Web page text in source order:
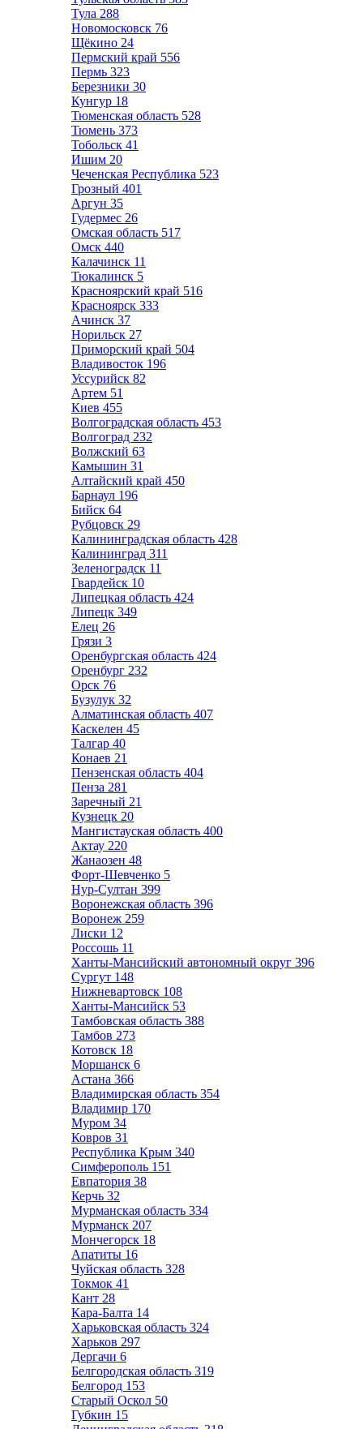
Тула 288
Новомосковск 76
Щёкино 24
Пермский край 556
Пермь 323
Березники 30
Кунгур 18
Тюменская область 528
Тюмень 373
Тобольск 41
Ишим 20
Чеченская Республика 523
Грозный 401
Аргун 35
Гудермес 26
Омская область 517
Омск 440
Калачинск 11
Тюкалинск 5
Красноярский край 516
Красноярск 333
Ачинск 37
Норильск 27
Приморский край 504
Владивосток 196
Уссурийск 82
Артем 51
Киев 455
Волгоградская область 453
Волгоград 232
Волжский 63
Камышин 31
Алтайский край 450
Барнаул 196
Бийск 64
Рубцовск 29
Калининградская область 428
Калининград 311
Зеленоградск 11
Гвардейск 10
Липецкая область 424
Липецк 349
Елец 26
Грязи 3
Оренбургская область 424
Оренбург 232
Орск 76
Бузулук 32
Алматинская область 407
Каскелен 45
Талгар 40
Конаев 21
Пензенская область 404
Пенза 281
Заречный 21
Кузнецк 20
Мангистауская область 400
Актау 220
Жанаозен 48
Форт-Шевченко 5
Нур-Султан 399
Воронежская область 396
Воронеж 259
Лиски 12
Россошь 11
Ханты-Мансийский автономный округ 396
Сургут 148
Нижневартовск 108
Ханты-Мансийск 53
Тамбовская область 388
Тамбов 273
Котовск 18
Моршанск 6
Астана 366
Владимирская область 354
Владимир 170
Муром 34
Ковров 31
Республика Крым 340
Симферополь 151
Евпатория 38
Керчь 32
Мурманская область 334
Мурманск 207
Мончегорск 18
Апатиты 16
Чуйская область 328
Токмок 41
Кант 28
Кара-Балта 14
Харьковская область 324
Харьков 297
Дергачи 6
Белгородская область 319
Белгород 153
Старый Оскол 50
Губкин 15